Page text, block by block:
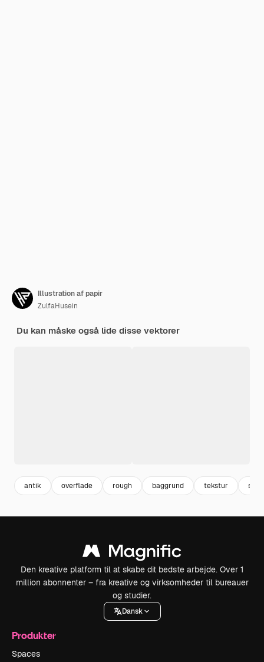
Illustration af papir
ZulfaHusein
Du kan måske også lide disse vektorer
antik overflade rough baggrund tekstur sort
Den kreative platform til at skabe dit bedste arbejde. Over 1
million abonnenter – fra kreative og virksomheder til bureauer
og studier.
Dansk
Produkter
Spaces